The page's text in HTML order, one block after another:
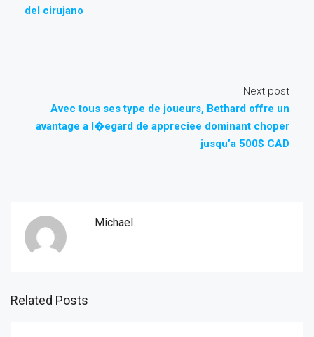
del cirujano
Next post
Avec tous ses type de joueurs, Bethard offre un
avantage a l�egard de appreciee dominant choper
jusqu’a 500$ CAD
Michael
Related Posts